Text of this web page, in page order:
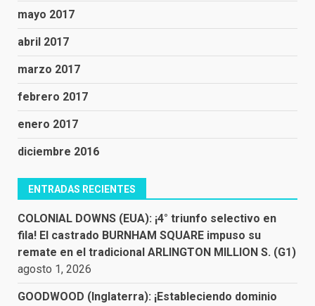
mayo 2017
abril 2017
marzo 2017
febrero 2017
enero 2017
diciembre 2016
ENTRADAS RECIENTES
COLONIAL DOWNS (EUA): ¡4° triunfo selectivo en
fila! El castrado BURNHAM SQUARE impuso su
remate en el tradicional ARLINGTON MILLION S. (G1)
agosto 1, 2026
GOODWOOD (Inglaterra): ¡Estableciendo dominio